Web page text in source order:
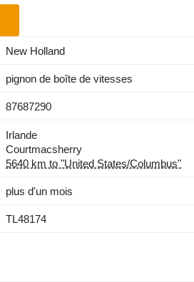
New Holland
pignon de boîte de vitesses
87687290
Irlande
Courtmacsherry
5640 km to "United States/Columbus"
plus d'un mois
TL48174